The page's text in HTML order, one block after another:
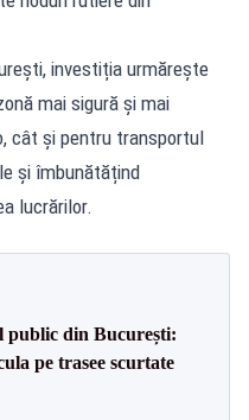
investiția urmărește
mai sigură și mai
cât și pentru transportul
și îmbunătățind
lucrărilor.
din București:
pe trasee scurtate